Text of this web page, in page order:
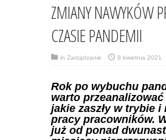
ZMIANY NAWYKÓW
CZASIE PANDEMII
in Zarządzanie 8 kwietnia 2021
Rok po wybuchu
warto przeanalizować
jakie zaszły w trybie i
pracy pracowników.
już od ponad